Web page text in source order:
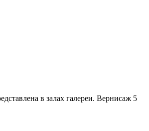
в залах галереи. Вернисаж 5